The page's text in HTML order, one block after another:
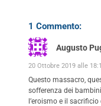
1 Commento:
Augusto
20 Ottobre 2019 alle
Questo massacro,
sofferenza dei
l’eroismo e il